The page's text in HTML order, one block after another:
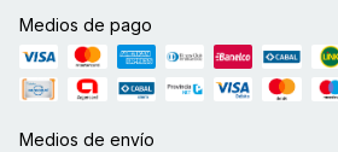
Medios de pago
Medios de envío